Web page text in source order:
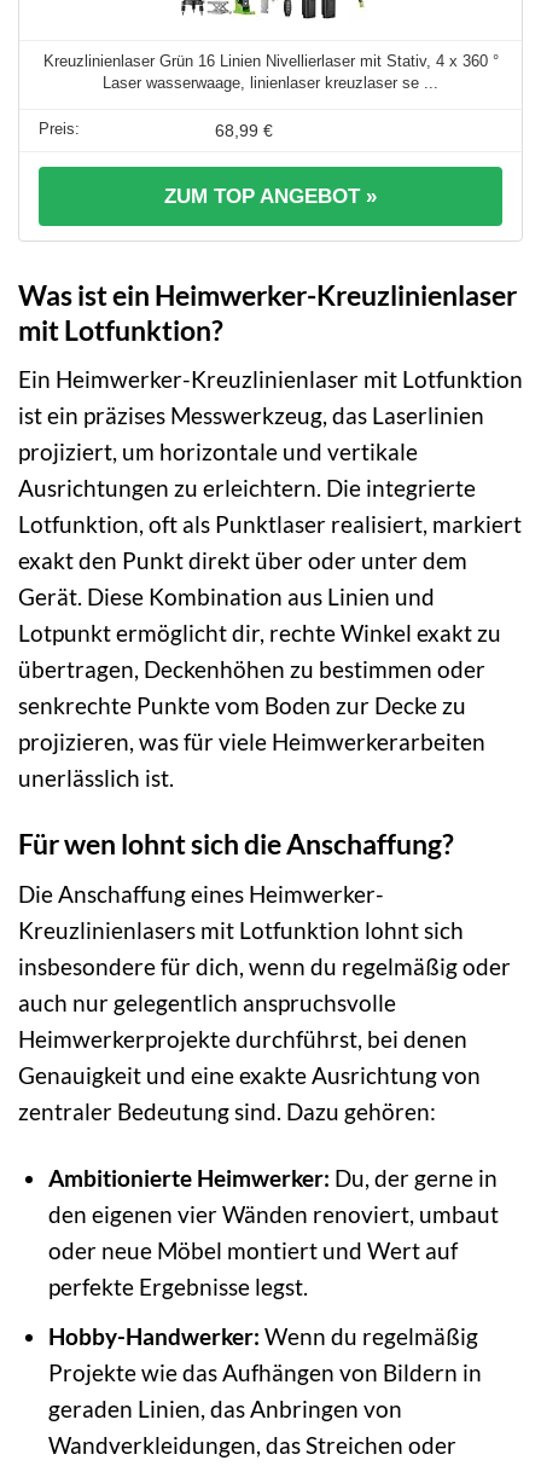
Kreuzlinienlaser Grün 16 Linien Nivellierlaser mit Stativ, 4 x 360 °
Laser wasserwaage, linienlaser kreuzlaser se ...
68,99 €
ZUM TOP ANGEBOT »
Was ist ein Heimwerker-Kreuzlinienlaser
mit Lotfunktion?
Ein Heimwerker-Kreuzlinienlaser mit Lotfunktion
ist ein präzises Messwerkzeug, das Laserlinien
projiziert, um horizontale und vertikale
Ausrichtungen zu erleichtern. Die integrierte
Lotfunktion, oft als Punktlaser realisiert, markiert
exakt den Punkt direkt über oder unter dem
Gerät. Diese Kombination aus Linien und
Lotpunkt ermöglicht dir, rechte Winkel exakt zu
übertragen, Deckenhöhen zu bestimmen oder
senkrechte Punkte vom Boden zur Decke zu
projizieren, was für viele Heimwerkerarbeiten
unerlässlich ist.
Für wen lohnt sich die Anschaffung?
Die Anschaffung eines Heimwerker-
Kreuzlinienlasers mit Lotfunktion lohnt sich
insbesondere für dich, wenn du regelmäßig oder
auch nur gelegentlich anspruchsvolle
Heimwerkerprojekte durchführst, bei denen
Genauigkeit und eine exakte Ausrichtung von
zentraler Bedeutung sind. Dazu gehören:
Ambitionierte Heimwerker: Du, der gerne in
den eigenen vier Wänden renoviert, umbaut
oder neue Möbel montiert und Wert auf
perfekte Ergebnisse legst.
Hobby-Handwerker: Wenn du regelmäßig
Projekte wie das Aufhängen von Bildern in
geraden Linien, das Anbringen von
Wandverkleidungen, das Streichen oder